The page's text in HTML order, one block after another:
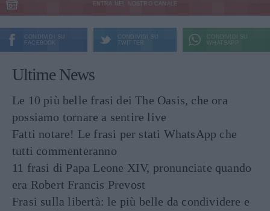
ENTRA NEL NOSTRO CANALE
CONDIVIDI SU
FACEBOOK
CONDIVIDI SU
TWITTER
CONDIVIDI SU
WHATSAPP
Ultime News
Le 10 più belle frasi dei The Oasis, che ora
possiamo tornare a sentire live
Fatti notare! Le frasi per stati WhatsApp che
tutti commenteranno
11 frasi di Papa Leone XIV, pronunciate quando
era Robert Francis Prevost
Frasi sulla libertà: le più belle da condividere e